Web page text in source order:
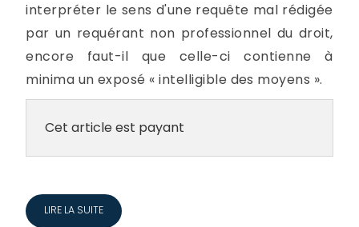
interpréter le sens d'une requête mal rédigée
par un requérant non professionnel du droit,
encore faut-il que celle-ci contienne à
minima un exposé « intelligible des moyens ».
Cet article est payant
LIRE LA SUITE